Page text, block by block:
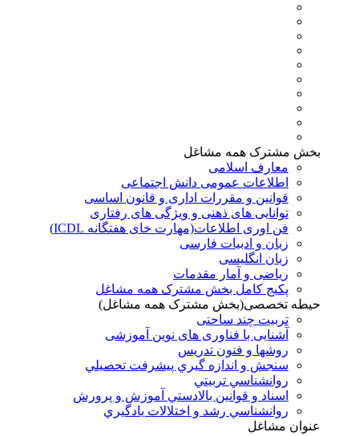
بخش مشترک همه مشاغل
معارف اسلامی
اطلاعات عمومی دانش اجتماعی
قوانین و مقررات اداری و قانون اساسی
توانایی های ذهنی و ویژگی های رفتاری
فن اوری اطلاعات(مهارت خای هفتگانه ICDL)
زبان و ادبیات فارسی
زبان انگلیسی
ریاضی و آمار مقدمات
پکیج کامل بخش مشترک همه مشاغل
حیطه تخصصی(بخش مشترک همه مشاغل)
تربیت چند ساحتی
آشنایی با فناوری های نوین آموزشی
روشها و فنون تدريس
سنجش و اندازه گيري پيشرفت تحصيلي
روانشناسي تربيتي
اسناد و قوانين بالادستي آموزش و پرورش
روانشناسي رشد و اختلالات يادگيري
عنوان مشاغل